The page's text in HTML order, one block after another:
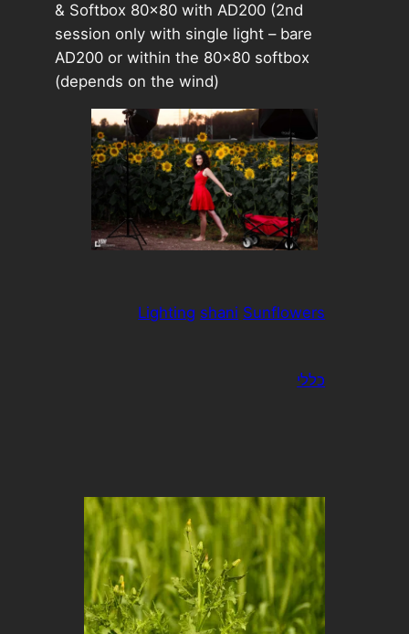
& Softbox 80×80 with AD200 (2nd
session only with single light – bare
AD200 or within the 80×80 softbox
(depends on the wind)
Lighting shani Sunflowers
כללי